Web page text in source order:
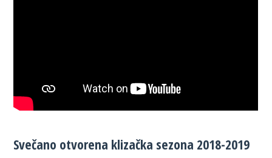
Svečano otvorena klizačka sezona 2018-2019